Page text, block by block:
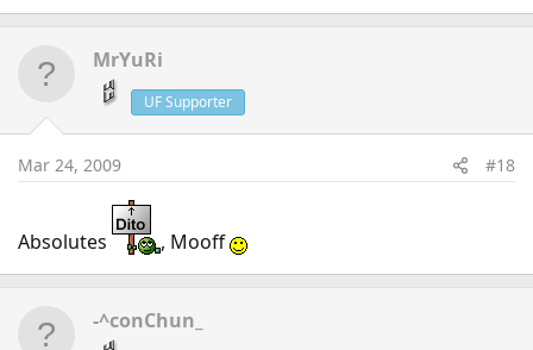
MrYuRi
UF Supporter
Mar 24, 2009 #18
Absolutes , Mooff
-^conChun_